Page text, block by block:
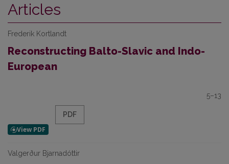
Articles
Frederik Kortlandt
Reconstructing Balto-Slavic and Indo-
European
5–13
PDF
Valgerður Bjarnadóttir